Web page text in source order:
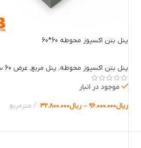
پنل بتن اکسپوز محوطه 60*60
پنل بتن اکسپوز محوطه, پنل مربع, عرض 60 سانت
موجود در انبار
ریال۹۶.۰۰۰.۰۰۰ – ریال۳۲.۸۰۰.۰۰۰ مترمربع